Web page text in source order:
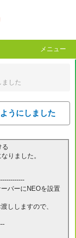
メニュー
した
うにしました
る
りました。
バーにNEOを設置
ししますので、